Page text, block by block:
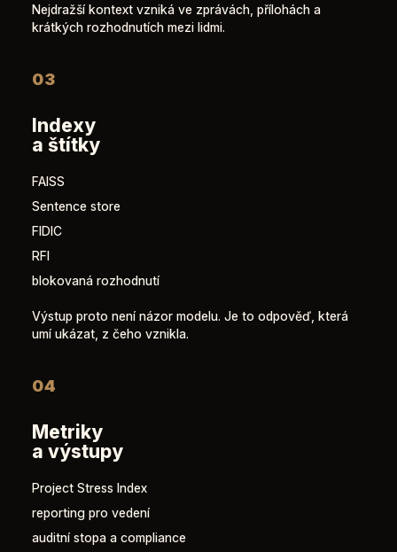
Nejdražší kontext vzniká ve zprávách, přílohách a
krátkých rozhodnutích mezi lidmi.
03
Indexy
a štítky
FAISS
Sentence store
FIDIC
RFI
blokovaná rozhodnutí
Výstup proto není názor modelu. Je to odpověď, která
umí ukázat, z čeho vznikla.
04
Metriky
a výstupy
Project Stress Index
reporting pro vedení
auditní stopa a compliance